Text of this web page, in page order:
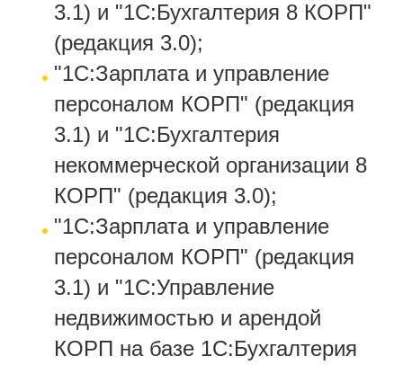
3.1) и "1С:Бухгалтерия 8 КОРП"
(редакция 3.0);
"1С:Зарплата и управление
персоналом КОРП" (редакция
3.1) и "1С:Бухгалтерия
некоммерческой организации 8
КОРП" (редакция 3.0);
"1С:Зарплата и управление
персоналом КОРП" (редакция
3.1) и "1С:Управление
недвижимостью и арендой
КОРП на базе 1С:Бухгалтерия